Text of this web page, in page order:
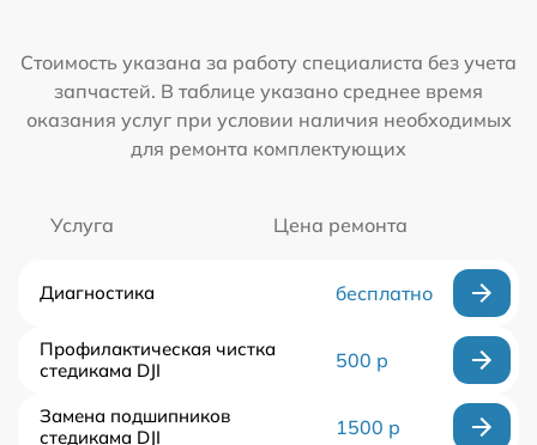
Стоимость указана за работу специалиста без учета
запчастей. В таблице указано среднее время
оказания услуг при условии наличия необходимых
для ремонта комплектующих
Услуга Цена ремонта
Диагностика бесплатно
Профилактическая чистка
стедикама DJI
500 р
Замена подшипников
стедикама DJI
1500 р